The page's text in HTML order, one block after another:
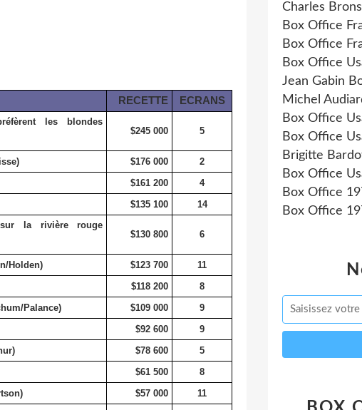
RECETTE ECRANS
les blondes
$245 000 5
$176 000
2
$161 200
4
$135 100 14
sur la rivière rouge
$130 800 6
Holden) $123 700
11
$118 200
8
Palance) $109 000
9
$92 600
9
$78 600
5
$61 500
8
$57 000
11
Charles
Box Office
Box Office
Box Office
Jean Gabin
Michel
Box Office
Box Office
Brigitte
Box Office
Box Office
Box Office